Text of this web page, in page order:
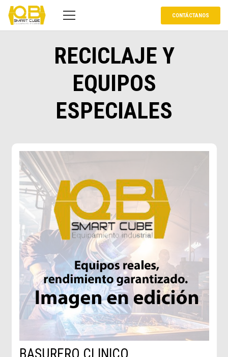
CONTÁCTANOS
RECICLAJE Y
EQUIPOS
ESPECIALES